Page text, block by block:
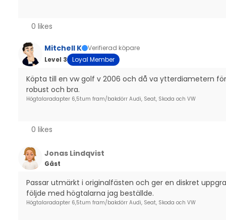
0 likes
Mitchell K
Verifierad köpare
Level 3
Loyal Member
Köpta till en vw golf v 2006 och då va ytterdiametern
robust och bra.
Högtalaradapter 6,5tum fram/bakdörr Audi, Seat, Skoda och VW
0 likes
Jonas Lindqvist
Gäst
Passar utmärkt i originalfästen och ger en diskret
följde med högtalarna jag beställde.
Högtalaradapter 6,5tum fram/bakdörr Audi, Seat, Skoda och VW